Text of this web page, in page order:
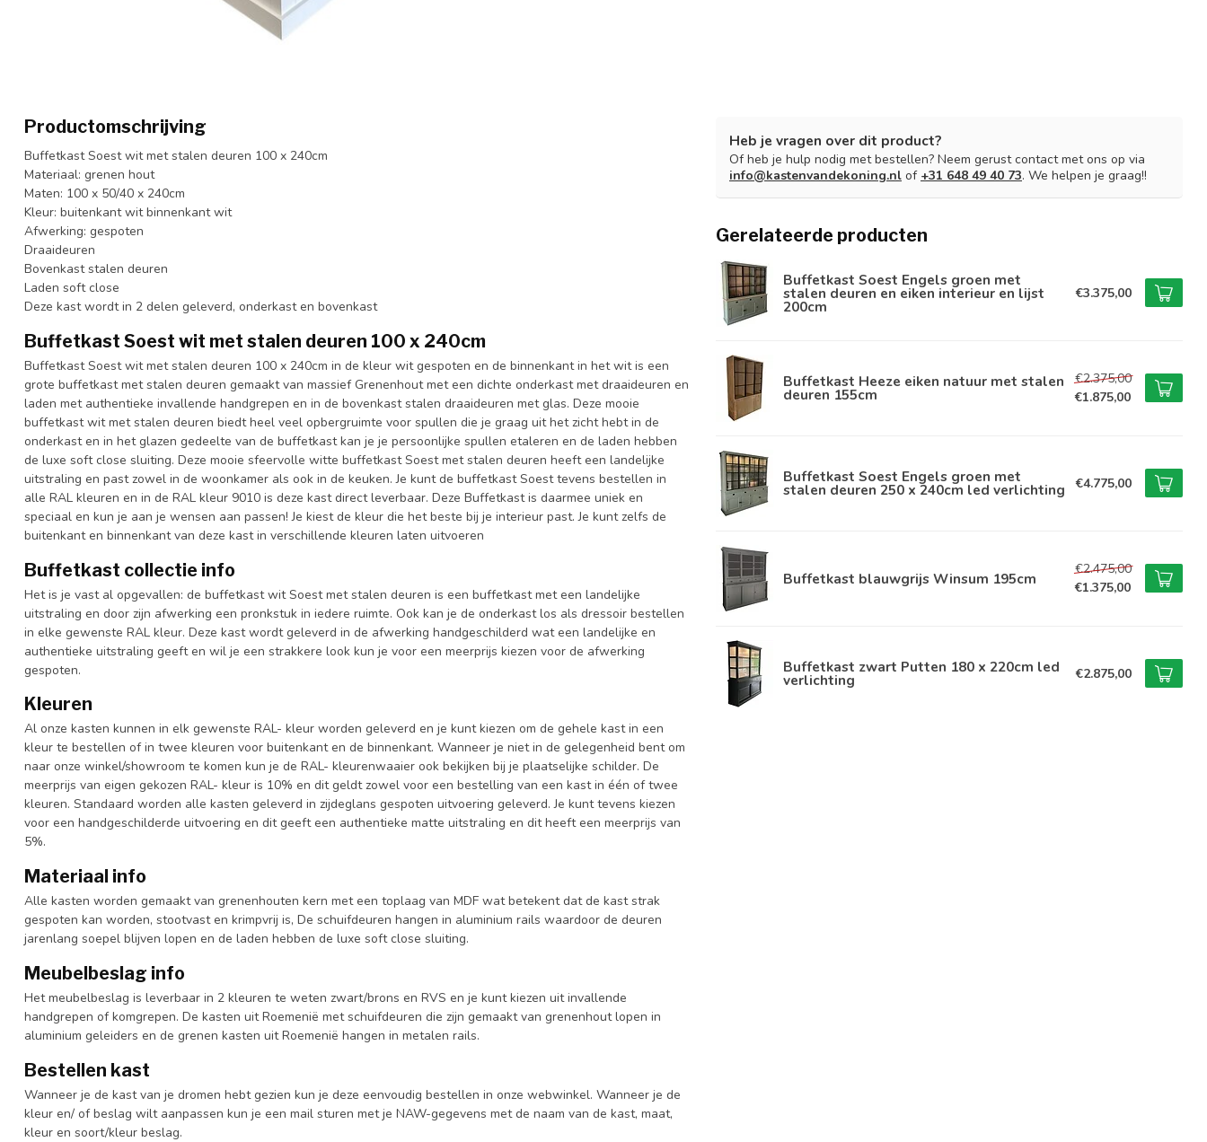
Productomschrijving
Buffetkast Soest wit met stalen deuren 100 x 240cm
Materiaal: grenen hout
Maten: 100 x 50/40 x 240cm
Kleur: buitenkant wit binnenkant wit
Afwerking: gespoten
Draaideuren
Bovenkast stalen deuren
Laden soft close
Deze kast wordt in 2 delen geleverd, onderkast en bovenkast
Buffetkast Soest wit met stalen deuren 100 x 240cm
Buffetkast Soest wit met stalen deuren 100 x 240cm in de kleur wit gespoten en de binnenkant in het wit is een
grote buffetkast met stalen deuren gemaakt van massief Grenenhout met een dichte onderkast met draaideuren en
laden met authentieke invallende handgrepen en in de bovenkast stalen draaideuren met glas. Deze mooie
buffetkast wit met stalen deuren biedt heel veel opbergruimte voor spullen die je graag uit het zicht hebt in de
onderkast en in het glazen gedeelte van de buffetkast kan je je persoonlijke spullen etaleren en de laden hebben
de luxe soft close sluiting. Deze mooie sfeervolle witte buffetkast Soest met stalen deuren heeft een landelijke
uitstraling en past zowel in de woonkamer als ook in de keuken. Je kunt de buffetkast Soest tevens bestellen in
alle RAL kleuren en in de RAL kleur 9010 is deze kast direct leverbaar. Deze Buffetkast is daarmee uniek en
speciaal en kun je aan je wensen aan passen! Je kiest de kleur die het beste bij je interieur past. Je kunt zelfs de
buitenkant en binnenkant van deze kast in verschillende kleuren laten uitvoeren
Buffetkast collectie info
Het is je vast al opgevallen: de buffetkast wit Soest met stalen deuren is een buffetkast met een landelijke
uitstraling en door zijn afwerking een pronkstuk in iedere ruimte. Ook kan je de onderkast los als dressoir bestellen
in elke gewenste RAL kleur. Deze kast wordt geleverd in de afwerking handgeschilderd wat een landelijke en
authentieke uitstraling geeft en wil je een strakkere look kun je voor een meerprijs kiezen voor de afwerking
gespoten.
Kleuren
Al onze kasten kunnen in elk gewenste RAL- kleur worden geleverd en je kunt kiezen om de gehele kast in een
kleur te bestellen of in twee kleuren voor buitenkant en de binnenkant. Wanneer je niet in de gelegenheid bent om
naar onze winkel/showroom te komen kun je de RAL- kleurenwaaier ook bekijken bij je plaatselijke schilder. De
meerprijs van eigen gekozen RAL- kleur is 10% en dit geldt zowel voor een bestelling van een kast in één of twee
kleuren. Standaard worden alle kasten geleverd in zijdeglans gespoten uitvoering geleverd. Je kunt tevens kiezen
voor een handgeschilderde uitvoering en dit geeft een authentieke matte uitstraling en dit heeft een meerprijs van
5%.
Materiaal info
Alle kasten worden gemaakt van grenenhouten kern met een toplaag van MDF wat betekent dat de kast strak
gespoten kan worden, stootvast en krimpvrij is, De schuifdeuren hangen in aluminium rails waardoor de deuren
jarenlang soepel blijven lopen en de laden hebben de luxe soft close sluiting.
Meubelbeslag info
Het meubelbeslag is leverbaar in 2 kleuren te weten zwart/brons en RVS en je kunt kiezen uit invallende
handgrepen of komgrepen. De kasten uit Roemenië met schuifdeuren die zijn gemaakt van grenenhout lopen in
aluminium geleiders en de grenen kasten uit Roemenië hangen in metalen rails.
Bestellen kast
Wanneer je de kast van je dromen hebt gezien kun je deze eenvoudig bestellen in onze webwinkel. Wanneer je de
kleur en/ of beslag wilt aanpassen kun je een mail sturen met je NAW-gegevens met de naam van de kast, maat,
kleur en soort/kleur beslag.
Heb je vragen over dit product?
Of heb je hulp nodig met bestellen? Neem gerust contact met ons op via
info@kastenvandekoning.nl of +31 648 49 40 73. We helpen je graag!!
Gerelateerde producten
Buffetkast Soest Engels groen met
stalen deuren en eiken interieur en lijst
200cm
€3.375,00
Buffetkast Heeze eiken natuur met stalen
deuren 155cm
€2.375,00
€1.875,00
Buffetkast Soest Engels groen met
stalen deuren 250 x 240cm led verlichting €4.775,00
Buffetkast blauwgrijs Winsum 195cm
€2.475,00
€1.375,00
Buffetkast zwart Putten 180 x 220cm led
verlichting €2.875,00